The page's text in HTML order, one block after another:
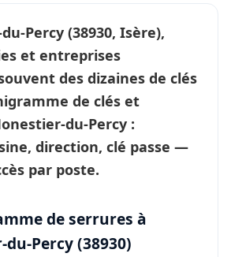
Percy (38930, Isère),
et entreprises
des dizaines de clés
de clés et
du-Percy :
direction, clé passe —
par poste.
de serrures à
Percy (38930)